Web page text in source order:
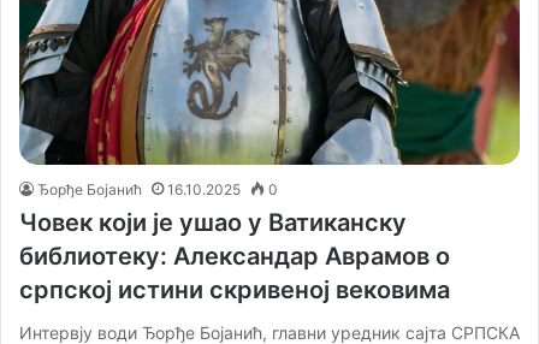
Ђорђе Бојанић 16.10.2025 0
Човек који је ушао у Ватиканску
библиотеку: Александар Аврамов о
српској истини скривеној вековима
Интервју води Ђорђе Бојанић, главни уредник сајта СРПСКА